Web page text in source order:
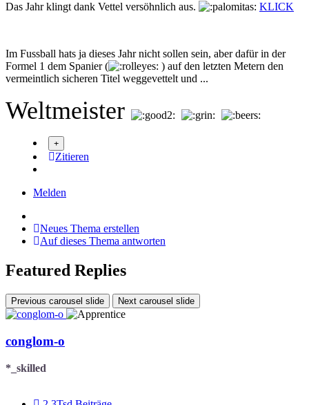
Das Jahr klingt dank Vettel versöhnlich aus. KLICK
Im Fussball hats ja dieses Jahr nicht sollen sein, aber dafür in der
Formel 1 dem Spanier (
) auf den letzten Metern den
vermeintlich sicheren Titel weggevettelt und ...
Weltmeister
Zitieren
Melden
Neues Thema erstellen
Auf dieses Thema antworten
Featured Replies
Previous carousel slide Next carousel slide
conglom-o
*_skilled